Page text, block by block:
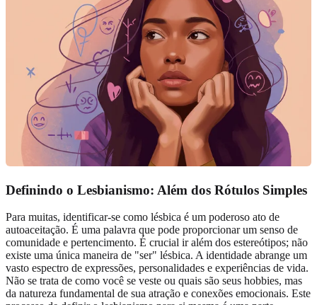
Definindo o Lesbianismo: Além dos Rótulos Simples
Para muitas, identificar-se como lésbica é um poderoso ato de
autoaceitação. É uma palavra que pode proporcionar um senso de
comunidade e pertencimento. É crucial ir além dos estereótipos; não
existe uma única maneira de "ser" lésbica. A identidade abrange um
vasto espectro de expressões, personalidades e experiências de vida.
Não se trata de como você se veste ou quais são seus hobbies, mas
da natureza fundamental de sua atração e conexões emocionais. Este